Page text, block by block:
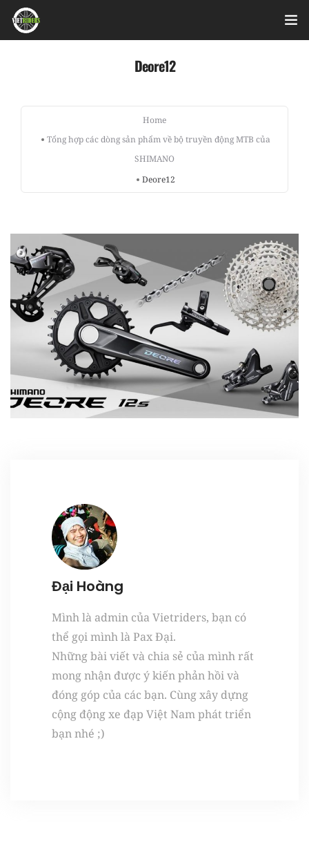
Nhật ký sửa chữa
About
Login
Register
Deore12
Home
Tổng hợp các dòng sản phẩm về bộ truyền động MTB của
SHIMANO
Deore12
Đại Hoàng
Mình là admin của Vietriders, bạn có
thể gọi mình là Pax Đại.
Những bài viết và chia sẻ của mình rất
mong nhận được ý kiến phản hồi và
đóng góp của các bạn. Cùng xây dựng
cộng động xe đạp Việt Nam phát triển
bạn nhé ;)